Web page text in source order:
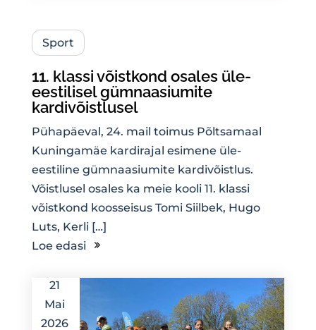
Sport
11. klassi võistkond osales üle-
eestilisel gümnaasiumite
kardivõistlusel
Pühapäeval, 24. mail toimus Põltsamaal
Kuningamäe kardirajal esimene üle-
eestiline gümnaasiumite kardivõistlus.
Võistlusel osales ka meie kooli 11. klassi
võistkond koosseisus Tomi Siilbek, Hugo
Luts, Kerli […]
Loe edasi
21
Mai
2026